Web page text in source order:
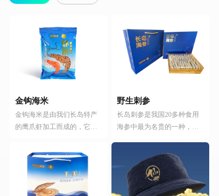
金钩海米
金钩海米是由我们长岛特产
的鹰爪虾加工而成的，它含
素等多种对人体有益的成
分，而它含有的天然虾青素
是世界上最强的天然抗氧化
剂，它能保护皮肤健康、促
野生刺参
长岛刺参是我国20多种食用
海参中最为名贵的一种，我
由岛的刺参。我们的海参都
是选用车由岛4-6年的野生刺
参，而且加工手法最大限度
的保留了海参的营养成分。